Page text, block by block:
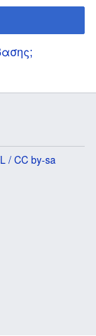
/ CC by-sa